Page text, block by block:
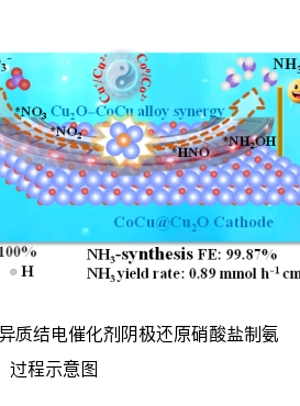
质结电催化剂阴极还原硝酸盐制氨
过程示意图